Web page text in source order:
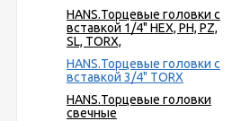
HANS.Торцевые головки с
вставкой 1/4" HEX, PH, PZ,
SL, TORX,
HANS.Торцевые головки с
вставкой 3/4" TORX
HANS.Торцевые головки
свечные